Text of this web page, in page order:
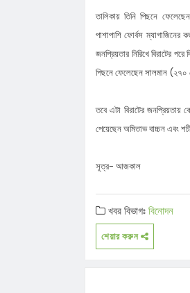
৫৫
তালিকায় তিনি পিছনে
পাশাপাশি ফোর্বস
জনপ্রিয়তার নিরিখে বিরাটের
পিছনে ফেলেছেন সালমান
তবে এটা বিরাটের জনপ্রিয়তায়
পেয়েছেন অমিতাভ বাচ্চন এবং
সূত্র- আজকাল
খবর বিভাগঃবিনোদন
শেয়ার করুন